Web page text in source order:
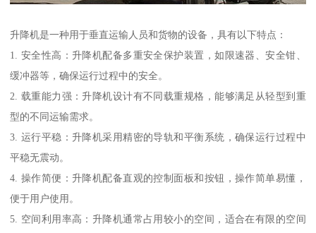
升降机是一种用于垂直运输人员和货物的设备，具有以下特点：
1. 安全性高：升降机配备多重安全保护装置，如限速器、安全钳、
缓冲器等，确保运行过程中的安全。
2. 载重能力强：升降机设计有不同载重规格，能够满足从轻型到重
型的不同运输需求。
3. 运行平稳：升降机采用精密的导轨和平衡系统，确保运行过程中
平稳无震动。
4. 操作简便：升降机配备直观的控制面板和按钮，操作简单易懂，
便于用户使用。
5. 空间利用率高：升降机通常占用较小的空间，适合在有限的空间